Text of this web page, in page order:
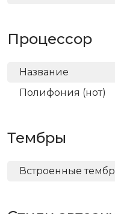
Процессор
Название
Полифония (нот)
Тембры
Встроенные